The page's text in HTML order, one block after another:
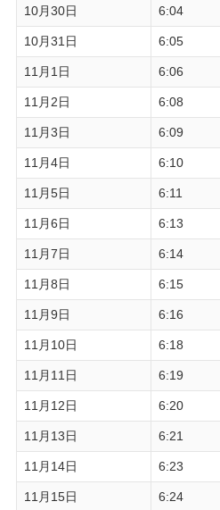
10月30日 6:04
10月31日 6:05
11月1日 6:06
11月2日 6:08
11月3日 6:09
11月4日 6:10
11月5日 6:11
11月6日 6:13
11月7日 6:14
11月8日 6:15
11月9日 6:16
11月10日 6:18
11月11日 6:19
11月12日 6:20
11月13日 6:21
11月14日 6:23
11月15日 6:24